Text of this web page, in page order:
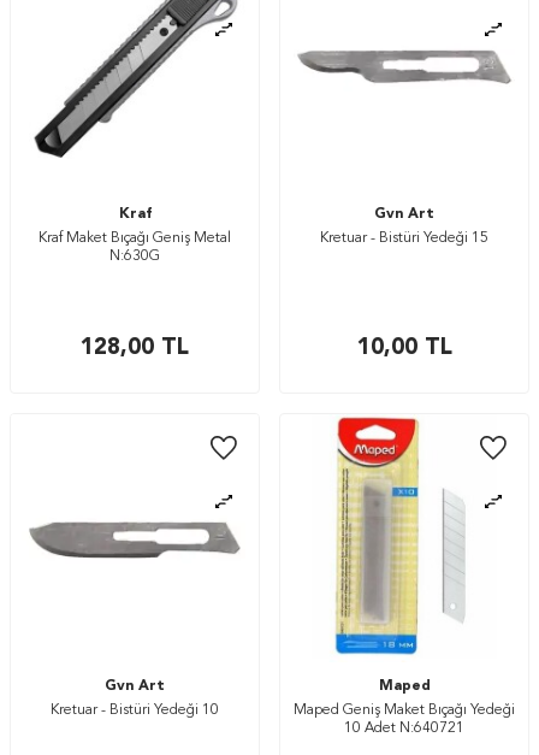
Kraf
Kraf Maket Bıçağı Geniş Metal
N:630G
128,00 TL
Gvn Art
Kretuar - Bistüri Yedeği 15
10,00TL
Gvn Art
Kretuar - Bistüri Yedeği 10
Maped
Maped Geniş Maket Bıçağı Yedeği
10 Adet N:640721